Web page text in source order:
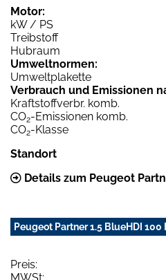
Motor:
kW / PS
Treibstoff
Hubraum
Umweltnormen:
Umweltplakette
Verbrauch und Emissionen
Kraftstoffverbr. komb.
CO2-Emissionen komb.
CO2-Klasse
Standort
Details zum Peugeot
Peugeot Partner 1.5 BlueHDI 100
Preis:
MWSt: